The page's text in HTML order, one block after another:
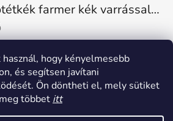
hogy kényelmesebb
és segítsen javítani
Ön döntheti el, mely sütiket
többet itt
WR.UP® 7/8 Sötétkék farmer kék varrással, superskinny RE(MOVE) WRUP4RC002ORG, J0B
5-ből 5 csillag.
Méretnek megfelelő.